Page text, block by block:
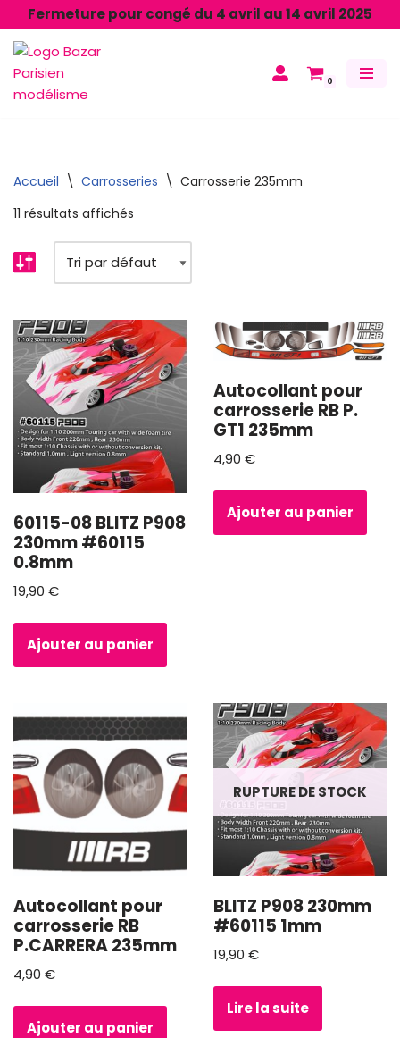
Aller
au
contenu
Fermeture pour congé du 4 avril au 14 avril 2025
0
Accueil \ Carrosseries \ Carrosserie 235mm
11 résultats affichés
60115-08 BLITZ P908
230mm #60115
0.8mm
19,90 €
Ajouter au panier
Autocollant pour
carrosserie RB P.
GT1 235mm
4,90 €
Ajouter au panier
Autocollant pour
carrosserie RB
P.CARRERA 235mm
4,90 €
Ajouter au panier
RUPTURE DE STOCK
BLITZ P908 230mm
#60115 1mm
19,90 €
Lire la suite